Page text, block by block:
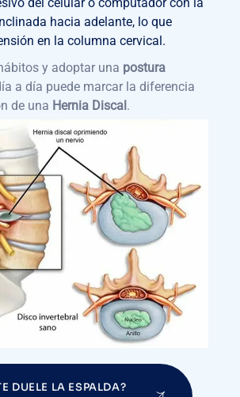
del celular o computador con la
hacia adelante, lo que
en la columna cervical.
y adoptar una postura
a día puede marcar la diferencia
de una Hernia Discal .
DUELE LA ESPALDA?